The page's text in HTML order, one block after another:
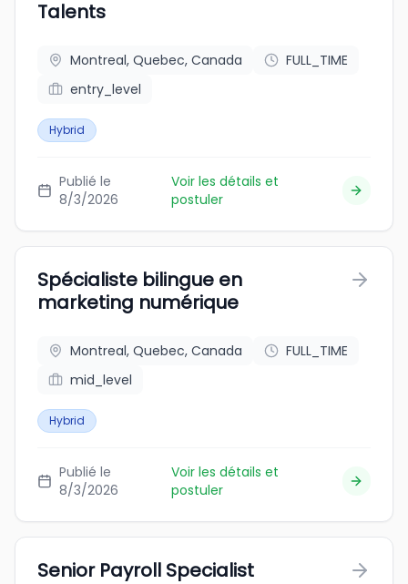
Talents
Montreal, Quebec, Canada
FULL_TIME
entry_level
Hybrid
Publié le
8/3/2026
Voir les détails et
postuler
Spécialiste bilingue en
marketing numérique
Montreal, Quebec, Canada
FULL_TIME
mid_level
Hybrid
Publié le
8/3/2026
Voir les détails et
postuler
Senior Payroll Specialist